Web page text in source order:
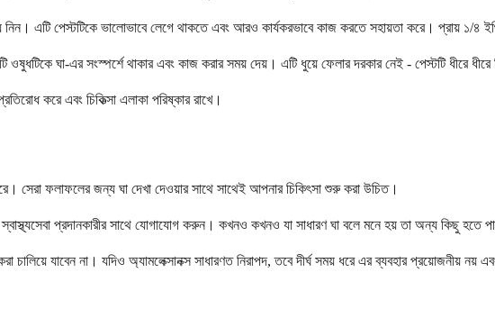
এটি পেস্টটিকে ভালোভাবে লেগে থাকতে এবং আরও কার্যকরভাবে কাজ করতে সহায়তা করে। প্রায় ১/৪
ঘা-এর সংস্পর্শে থাকার এবং কাজ করার সময় দেয়। এটি ধুয়ে ফেলার দরকার নেই - পেস্টটি ধীরে
করে এবং চিকিত্সা এলাকা পরিষ্কার রাখে।
সেরা ফলাফলের জন্য ঘা দেখা দেওয়ার সাথে সাথেই আপনার চিকিৎসা শুরু করা উচিত।
প্রদানকারীর সাথে যোগাযোগ করুন। কখনও কখনও যা সাধারণ ঘা বলে মনে হয় তা অন্য কিছু হতে
যাবেন না। যদিও অ্যামলেক্সানক্স সাধারণত নিরাপদ, তবে দীর্ঘ সময় ধরে এর ব্যবহার প্রয়োজনীয় নয়